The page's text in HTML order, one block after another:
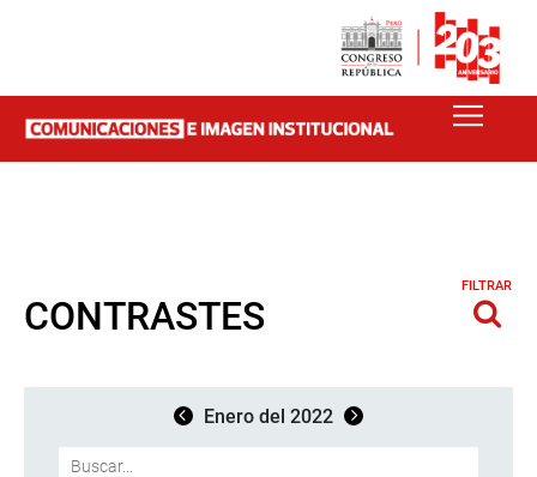
CONTRASTES
FILTRAR
Enero del 2022